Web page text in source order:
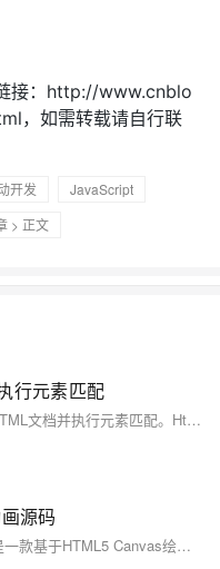
接：http://www.cnblo
，如需转载请自行联
开发
JavaScript
> 正文
行元素匹配
通过上述步骤，可以在C#中有效地解析HTML文档并执行元素匹配。HtmlAgilityPack提供了一个强大而灵活的工具集，可以处理各种HTML解析任务。
源码
Html5 Canvas绘制圆形仪表盘动画特效是一款基于HTML5 Canvas绘制的圆形百分比仪表盘动画特效。